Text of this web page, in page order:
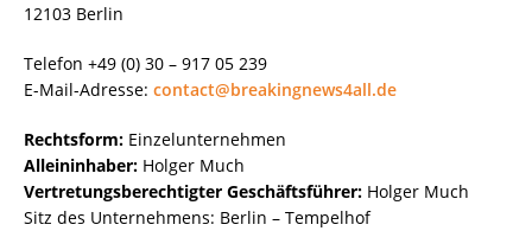
12103 Berlin
Telefon +49 (0) 30 – 917 05 239
E-Mail-Adresse: contact@breakingnews4all.de
Rechtsform: Einzelunternehmen
Alleininhaber: Holger Much
Vertretungsberechtigter Geschäftsführer: Holger Much
Sitz des Unternehmens: Berlin – Tempelhof